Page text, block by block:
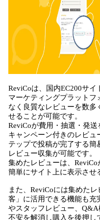
ReviCoは、国内EC200サ
マーケティングプラットフ
なく良質なレビューを数多
せることが可能です。
ReviCoが費用・抽選・発
キャンペーン付きのレビュ
テップで投稿が完了する簡
レビュー収集が可能です。
集めたレビューは、
簡単にサイト上に表示させ
また、ReviCoには集めた
客」に活用できる機能も充
やスタッフレビュー、Q&A
不安を解消し購入を後押し